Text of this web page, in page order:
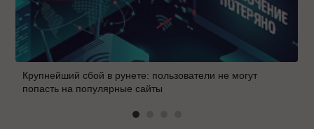
Крупнейший сбой в рунете: пользователи не могут
попасть на популярные сайты